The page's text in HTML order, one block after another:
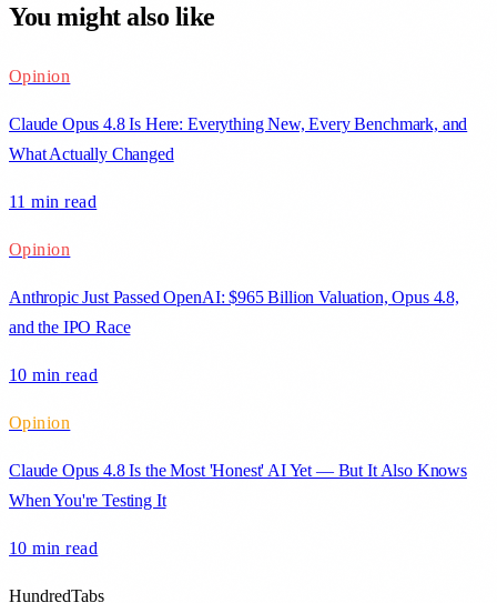
You might also like
Opinion
Claude Opus 4.8 Is Here: Everything New, Every Benchmark, and
What Actually Changed
11 min read
Opinion
Anthropic Just Passed OpenAI: $965 Billion Valuation, Opus 4.8,
and the IPO Race
10 min read
Opinion
Claude Opus 4.8 Is the Most 'Honest' AI Yet — But It Also Knows
When You're Testing It
10 min read
HundredTabs